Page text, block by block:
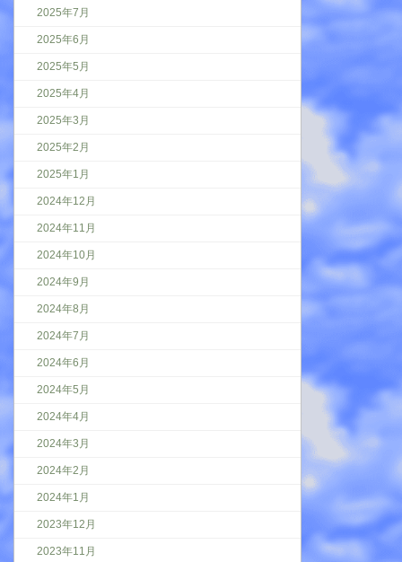
2025年7月
2025年6月
2025年5月
2025年4月
2025年3月
2025年2月
2025年1月
2024年12月
2024年11月
2024年10月
2024年9月
2024年8月
2024年7月
2024年6月
2024年5月
2024年4月
2024年3月
2024年2月
2024年1月
2023年12月
2023年11月